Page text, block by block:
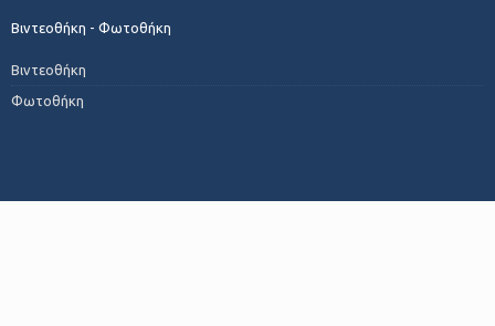
Βιντεοθήκη - Φωτοθήκη
Βιντεοθήκη
Φωτοθήκη